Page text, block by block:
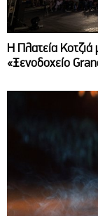
Η Πλατεία
«Ξενοδοχείο